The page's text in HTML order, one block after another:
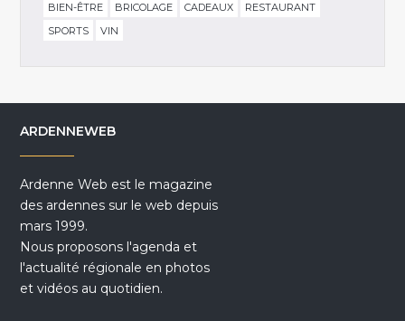
BIEN-ÊTRE
BRICOLAGE CADEAUX
RESTAURANT
SPORTS
VIN
ARDENNEWEB
Ardenne Web est le magazine
des ardennes sur le web depuis
mars 1999.
Nous proposons l'agenda et
l'actualité régionale en photos
et vidéos au quotidien.